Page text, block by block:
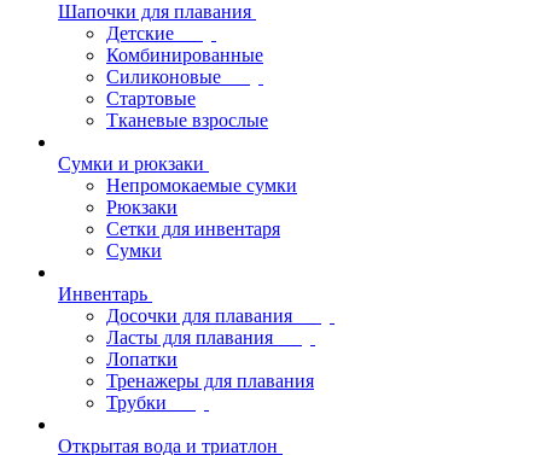
Шапочки для плавания
Детские
Комбинированные
Силиконовые
Стартовые
Тканевые взрослые
Сумки и рюкзаки
Непромокаемые сумки
Рюкзаки
Сетки для инвентаря
Сумки
Инвентарь
Досочки для плавания
Ласты для плавания
Лопатки
Тренажеры для плавания
Трубки
Открытая вода и триатлон